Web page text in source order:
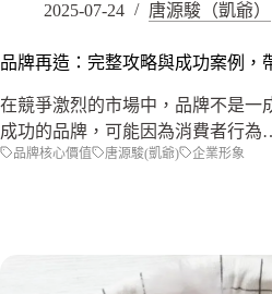
2025-07-24 唐源駿（凱爺）
品牌再造：完整攻略與成功案例，
在競爭激烈的市場中，品牌不是一
成功的品牌，可能因為消費者行為
品牌核心價值 唐源駿(凱爺) 企業形象